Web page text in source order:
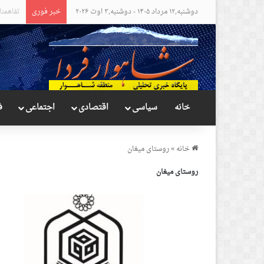
دوشنبه,۱۲ مرداد ۱۴۰۵ - دوشنبه,۳ اوت ۲۰۲۶ خبر فوری
خانه سیاسی اقتصادی اجتماعی
خانه»روستای میغان
روستای میغان